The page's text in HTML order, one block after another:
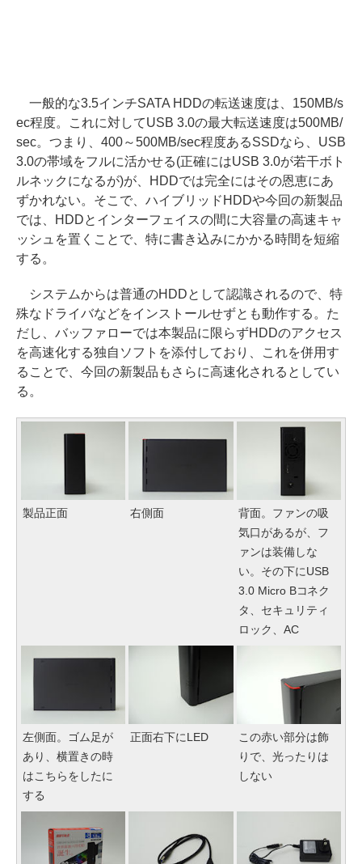
一般的な3.5インチSATA HDDの転送速度は、150MB/s
ec程度。これに対してUSB 3.0の最大転送速度は500MB/
sec。つまり、400～500MB/sec程度あるSSDなら、USB
3.0の帯域をフルに活かせる(正確にはUSB 3.0が若干ボト
ルネックになるが)が、HDDでは完全にはその恩恵にあ
ずかれない。そこで、ハイブリッドHDDや今回の新製品
では、HDDとインターフェイスの間に大容量の高速キャ
ッシュを置くことで、特に書き込みにかかる時間を短縮
する。
システムからは普通のHDDとして認識されるので、特
殊なドライバなどをインストールせずとも動作する。た
だし、バッファローでは本製品に限らずHDDのアクセス
を高速化する独自ソフトを添付しており、これを併用す
ることで、今回の新製品もさらに高速化されるとしてい
る。
製品正面 右側面
背面。ファンの吸
気口があるが、フ
ァンは装備しな
い。その下にUSB
3.0 Micro Bコネク
タ、セキュリティ
ロック、AC
左側面。ゴム足が
あり、横置きの時
はこちらをしたに
する
正面右下にLED
この赤い部分は飾
りで、光ったりは
しない